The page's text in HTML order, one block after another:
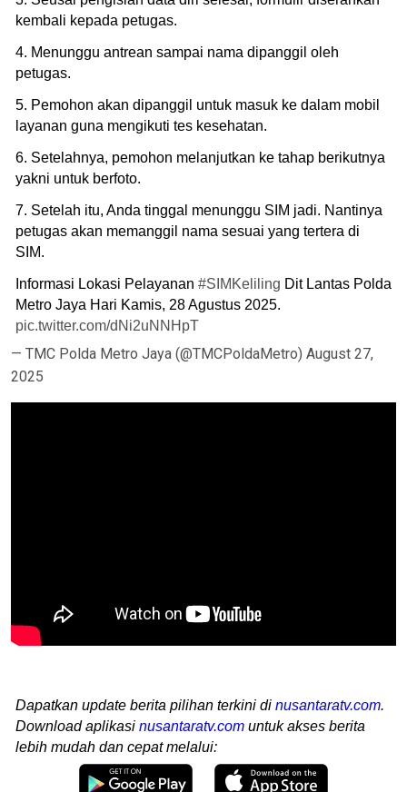
kembali kepada petugas.
4. Menunggu antrean sampai nama dipanggil oleh
petugas.
5. Pemohon akan dipanggil untuk masuk ke dalam mobil
layanan guna mengikuti tes kesehatan.
6. Setelahnya, pemohon melanjutkan ke tahap berikutnya
yakni untuk berfoto.
7. Setelah itu, Anda tinggal menunggu SIM jadi. Nantinya
petugas akan memanggil nama sesuai yang tertera di
SIM.
Informasi Lokasi Pelayanan #SIMKeliling Dit Lantas Polda
Metro Jaya Hari Kamis, 28 Agustus 2025.
pic.twitter.com/dNi2uNNHpT
— TMC Polda Metro Jaya (@TMCPoldaMetro) August 27,
2025
Dapatkan update berita pilihan terkini di nusantaratv.com.
Download aplikasi nusantaratv.com untuk akses berita
lebih mudah dan cepat melalui: